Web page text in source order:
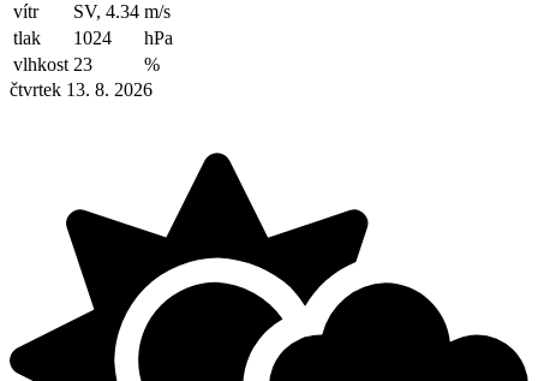
vítr
SV, 4.34 m/s
tlak
1024
hPa
vlhkost 23
%
čtvrtek 13. 8. 2026